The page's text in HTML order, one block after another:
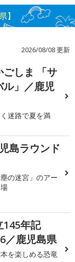
】
2026/08/08 更新
ごしま 「サ
ル」／鹿児
迷路で夏を満
島ラウンド
の迷宮」のアー
145年記
鹿児島県
を楽しめる恐竜